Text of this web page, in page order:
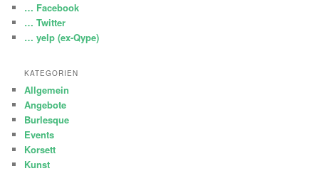
… Facebook
… Twitter
… yelp (ex-Qype)
KATEGORIEN
Allgemein
Angebote
Burlesque
Events
Korsett
Kunst